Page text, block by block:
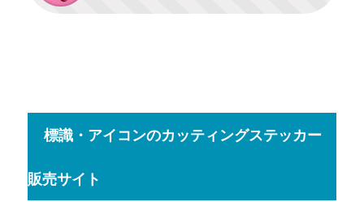
標識・アイコンのカッティングステッカー
販売サイト